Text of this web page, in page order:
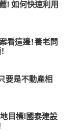
! 如何快速利用
看這邊！養老問
要是不動產相
目標!國泰建設